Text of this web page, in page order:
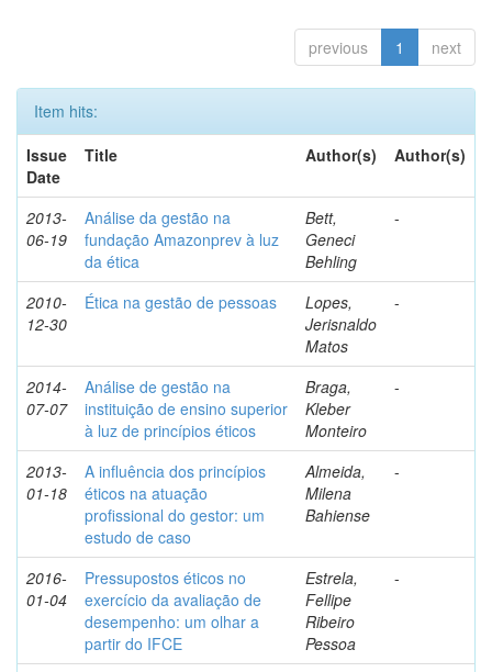
previous 1 next
Item hits:
Issue
Date
Title Author(s) Author(s)
2013-
06-19
Análise da gestão na
fundação Amazonprev à luz
da ética
Bett,
Geneci
Behling
-
2010-
12-30
Ética na gestão de pessoas
Lopes,
Jerisnaldo
Matos
-
2014-
07-07
Análise de gestão na
instituição de ensino superior
à luz de princípios éticos
Braga,
Kleber
Monteiro
-
2013-
01-18
A influência dos princípios
éticos na atuação
profissional do gestor: um
estudo de caso
Almeida,
Milena
Bahiense
-
2016-
01-04
Pressupostos éticos no
exercício da avaliação de
desempenho: um olhar a
partir do IFCE
Estrela,
Fellipe
Ribeiro
Pessoa
-